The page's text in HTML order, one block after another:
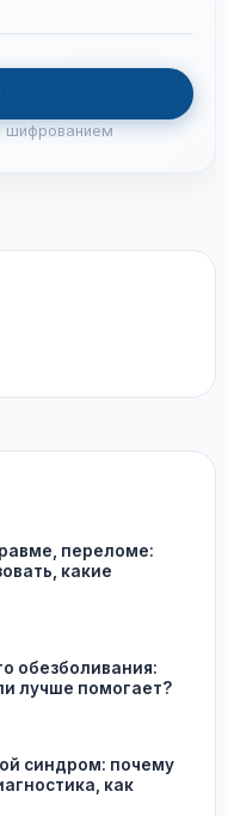
шифрованием
переломе:
какие
обезболивания:
лучше помогает?
синдром: почему
как